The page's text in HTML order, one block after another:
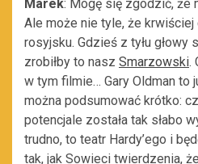
Marek: Mogę się zgodzić, że
Ale może nie tyle, że
rosyjsku. Gdzieś z tyłu głowy
zrobiłby to nasz Smarzowski.
w tym filmie… Gary Oldman to
można podsumować krótko:
potencjale została tak słabo
trudno, to teatr Hardy’ego i
tak, jak Sowieci twierdzenia,